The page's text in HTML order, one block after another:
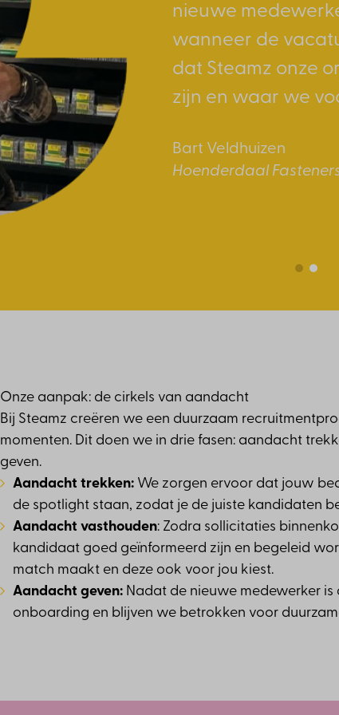
Steamz willen we
instantie niet
match’. Het
minder intensief
nieuwe
wanneer de
dat Steamz onze
zijn en waar we
Bart Veldhuizen
Hoenderdaal
1 2
Onze aanpak: de cirkels van aandacht
Bij Steamz creëren we een duurzaam
momenten. Dit doen we in drie fasen: aandacht
geven.
Aandacht trekken: We zorgen ervoor dat jouw
de spotlight staan, zodat je de juiste kandidaten
Aandacht vasthouden: Zodra sollicitaties
kandidaat goed geïnformeerd zijn en begeleid
match maakt en deze ook voor jou kiest.
Aandacht geven: Nadat de nieuwe medewerker
onboarding en blijven we betrokken voor